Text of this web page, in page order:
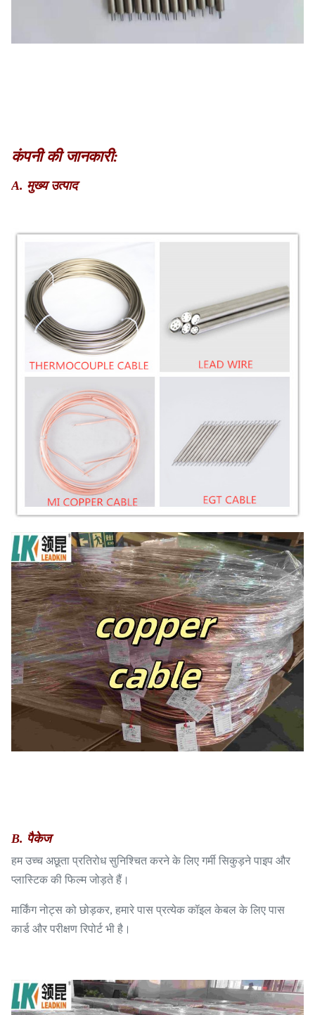
कंपनी की जानकारी:
A. मुख्य उत्पाद
B. पैकेज
हम उच्च अछूता प्रतिरोध सुनिश्चित करने के लिए गर्मी सिकुड़ने पाइप और
प्लास्टिक की फिल्म जोड़ते हैं।
मार्किंग नोट्स को छोड़कर, हमारे पास प्रत्येक कॉइल केबल के लिए पास
कार्ड और परीक्षण रिपोर्ट भी है।